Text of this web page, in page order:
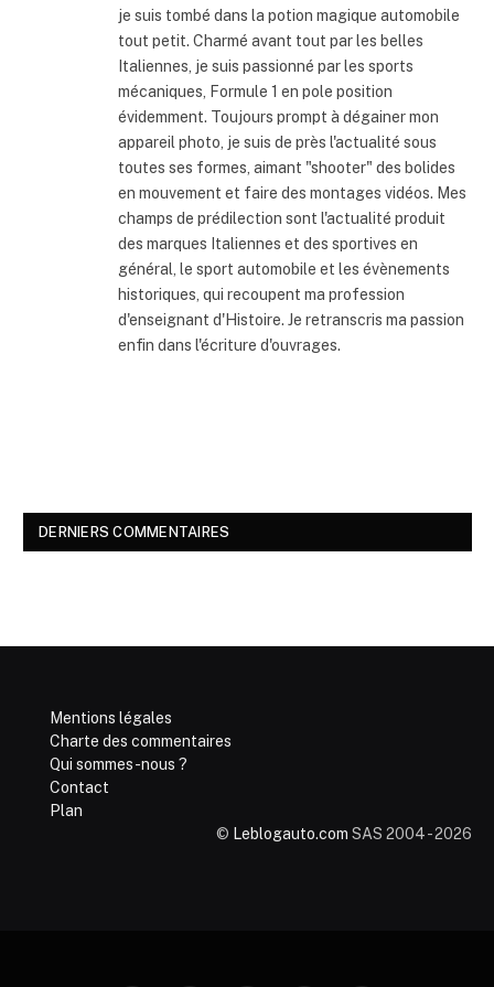
je suis tombé dans la potion magique automobile
tout petit. Charmé avant tout par les belles
Italiennes, je suis passionné par les sports
mécaniques, Formule 1 en pole position
évidemment. Toujours prompt à dégainer mon
appareil photo, je suis de près l'actualité sous
toutes ses formes, aimant "shooter" des bolides
en mouvement et faire des montages vidéos. Mes
champs de prédilection sont l'actualité produit
des marques Italiennes et des sportives en
général, le sport automobile et les évènements
historiques, qui recoupent ma profession
d'enseignant d'Histoire. Je retranscris ma passion
enfin dans l'écriture d'ouvrages.
DERNIERS COMMENTAIRES
Mentions légales
Charte des commentaires
Qui sommes-nous ?
Contact
Plan
© Leblogauto.com SAS 2004 - 2026